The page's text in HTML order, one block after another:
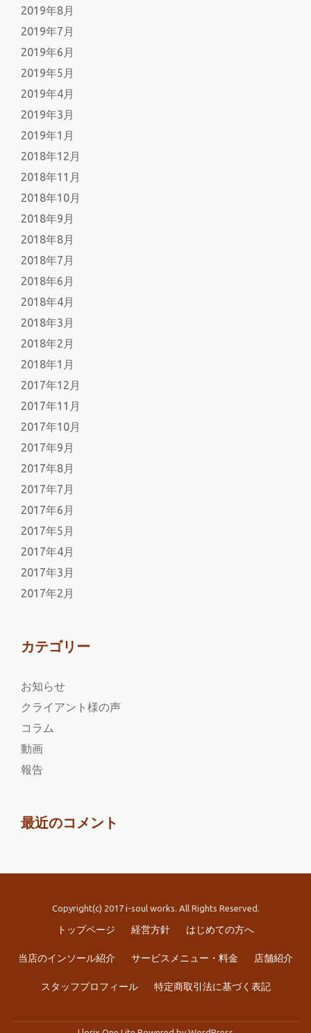
2019年8月
2019年7月
2019年6月
2019年5月
2019年4月
2019年3月
2019年1月
2018年12月
2018年11月
2018年10月
2018年9月
2018年8月
2018年7月
2018年6月
2018年4月
2018年3月
2018年2月
2018年1月
2017年12月
2017年11月
2017年10月
2017年9月
2017年8月
2017年7月
2017年6月
2017年5月
2017年4月
2017年3月
2017年2月
カテゴリー
お知らせ
クライアント様の声
コラム
動画
報告
最近のコメント
Copyright(c) 2017 i-soul works. All Rights Reserved.
2
トップページ 経営方針 はじめての方へ
当店のインソール紹介 サービスメニュー・料金 店舗紹介
スタッフプロフィール 特定商取引法に基づく表記